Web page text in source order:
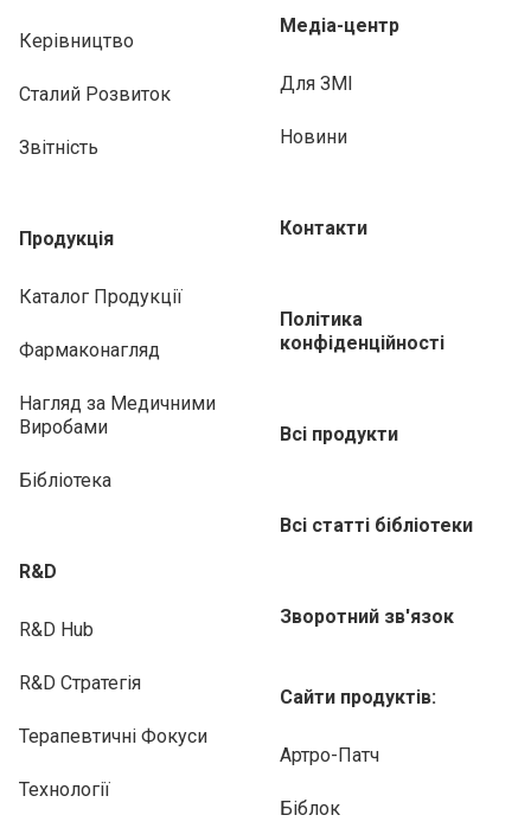
Керівництво
Сталий Розвиток
Звітність
Продукція
Каталог Продукції
Фармаконагляд
Нагляд за Медичними
Виробами
Бібліотека
R&D
R&D Hub
R&D Стратегія
Терапевтичні Фокуси
Технології
Медіа-центр
Для ЗМІ
Новини
Контакти
Політика
конфіденційності
Всі продукти
Всі статті бібліотеки
Зворотний зв'язок
Сайти продуктів:
Артро-Патч
Біблок